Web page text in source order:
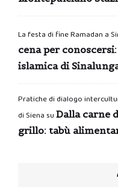
La festa di fine Ramadan a
cena per
islamica di
Pratiche di dialogo
di Siena su Dalla carne
grillo: tabù